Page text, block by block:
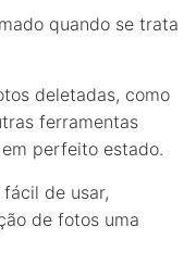
quando se trata
deletadas, como
ferramentas
perfeito estado.
de usar,
de fotos uma